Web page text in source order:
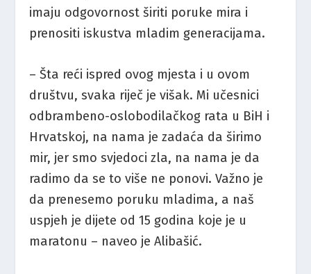
imaju odgovornost širiti poruke mira i
prenositi iskustva mladim generacijama.
– Šta reći ispred ovog mjesta i u ovom
društvu, svaka riječ je višak. Mi učesnici
odbrambeno-oslobodilačkog rata u BiH i
Hrvatskoj, na nama je zadaća da širimo
mir, jer smo svjedoci zla, na nama je da
radimo da se to više ne ponovi. Važno je
da prenesemo poruku mladima, a naš
uspjeh je dijete od 15 godina koje je u
maratonu – naveo je Alibašić.